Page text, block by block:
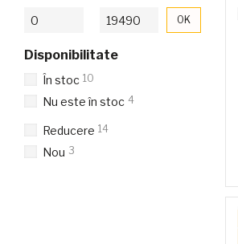
De la Preț, MDL
Până la Preț, MDL OK
Disponibilitate
În stoc 10
Nu este în stoc 4
Reducere 14
Nou 3